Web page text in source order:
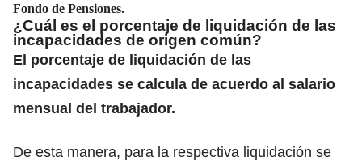
Fondo de Pensiones.
¿Cuál es el porcentaje de liquidación de las
incapacidades de origen común?
El porcentaje de liquidación de las
incapacidades se calcula de acuerdo al salario
mensual del trabajador.
De esta manera, para la respectiva liquidación se